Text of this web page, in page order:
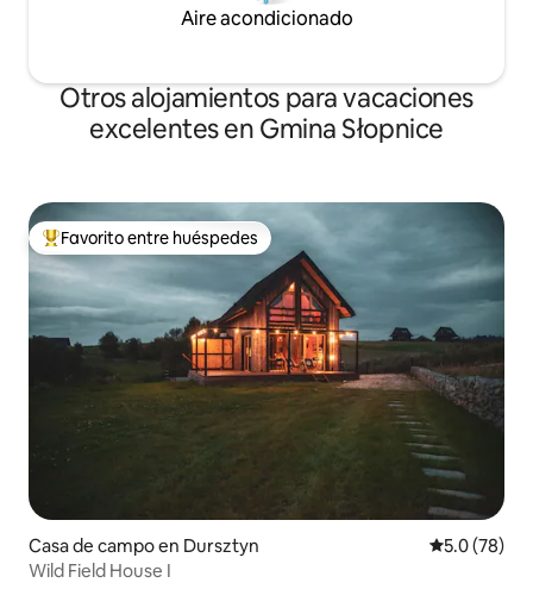
Aire acondicionado
Otros alojamientos para vacaciones
excelentes en Gmina Słopnice
Favorito entre huéspedes preferido
Favorito entre huéspedes
Casa de campo en Dursztyn Calificación
5.0 (78)
Wild Field House I